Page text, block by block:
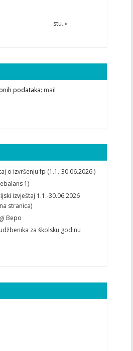
stu. »
podataka: mail
o izvršenju fp (1.1.-30.06.2026.)
1)
izvještaj 1.1.-30.06.2026
stranica)
Bepo
za školsku godinu